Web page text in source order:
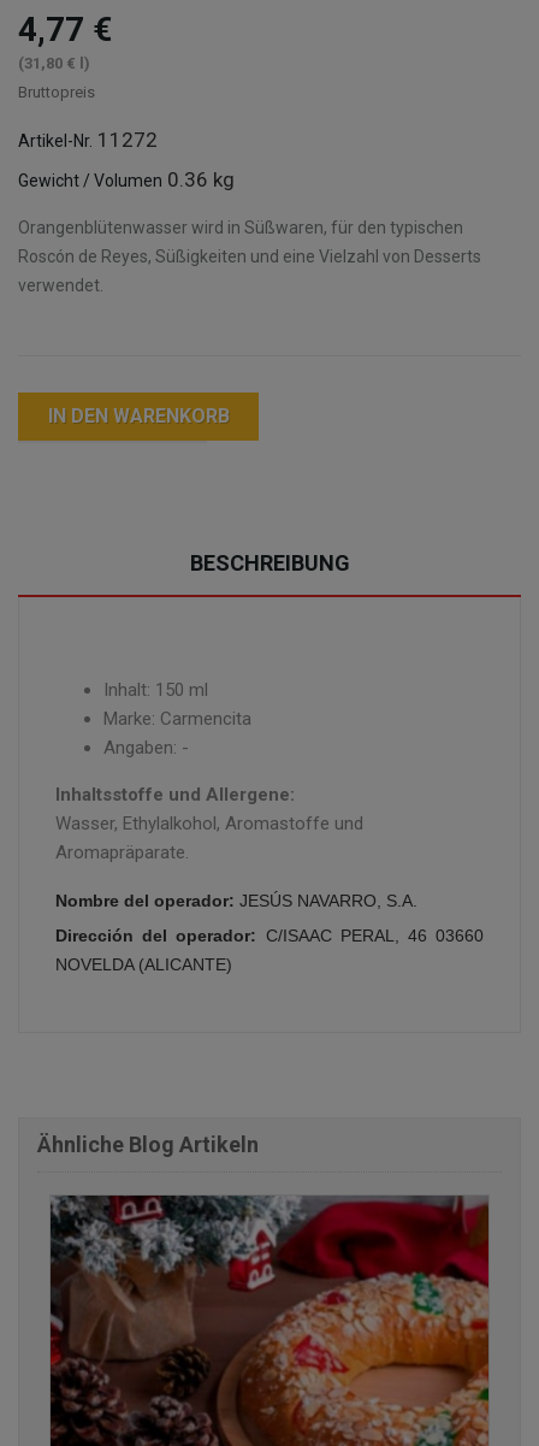
4,77 €
(31,80 € l)
Bruttopreis
Artikel-Nr. 11272
Gewicht / Volumen 0.36 kg
Orangenblütenwasser wird in Süßwaren, für den typischen
Roscón de Reyes, Süßigkeiten und eine Vielzahl von Desserts
verwendet.
IN DEN WARENKORB
BESCHREIBUNG
Inhalt: 150 ml
Marke: Carmencita
Angaben: -
Inhaltsstoffe und Allergene:
Wasser, Ethylalkohol, Aromastoffe und
Aromapräparate.
Nombre del operador: JESÚS NAVARRO, S.A.
Dirección del operador: C/ISAAC PERAL, 46 03660
NOVELDA (ALICANTE)
Ähnliche Blog Artikeln